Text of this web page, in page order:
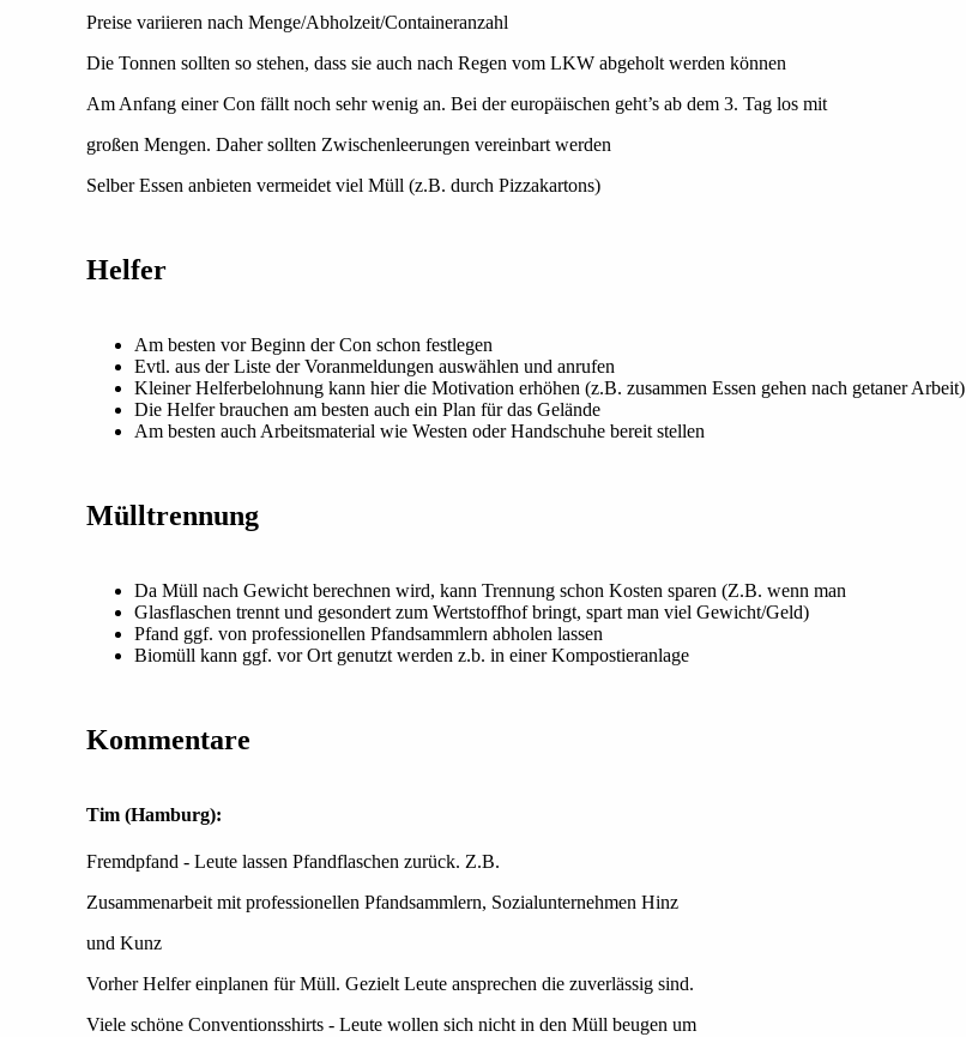
Preise variieren nach Menge/Abholzeit/Containeranzahl
Die Tonnen sollten so stehen, dass sie auch nach Regen vom LKW abgeholt werden können
Am Anfang einer Con fällt noch sehr wenig an. Bei der europäischen geht’s ab dem 3. Tag los mit
großen Mengen. Daher sollten Zwischenleerungen vereinbart werden
Selber Essen anbieten vermeidet viel Müll (z.B. durch Pizzakartons)
Helfer
Am besten vor Beginn der Con schon festlegen
Evtl. aus der Liste der Voranmeldungen auswählen und anrufen
Kleiner Helferbelohnung kann hier die Motivation erhöhen (z.B. zusammen Essen gehen nach getaner Arbeit)
Die Helfer brauchen am besten auch ein Plan für das Gelände
Am besten auch Arbeitsmaterial wie Westen oder Handschuhe bereit stellen
Mülltrennung
Da Müll nach Gewicht berechnen wird, kann Trennung schon Kosten sparen (Z.B. wenn man
Glasflaschen trennt und gesondert zum Wertstoffhof bringt, spart man viel Gewicht/Geld)
Pfand ggf. von professionellen Pfandsammlern abholen lassen
Biomüll kann ggf. vor Ort genutzt werden z.b. in einer Kompostieranlage
Kommentare
Tim (Hamburg):
Fremdpfand - Leute lassen Pfandflaschen zurück. Z.B.
Zusammenarbeit mit professionellen Pfandsammlern, Sozialunternehmen Hinz
und Kunz
Vorher Helfer einplanen für Müll. Gezielt Leute ansprechen die zuverlässig sind.
Viele schöne Conventionsshirts - Leute wollen sich nicht in den Müll beugen um